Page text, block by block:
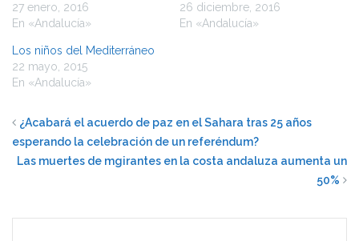
27 enero, 2016
En «Andalucía»
26 diciembre, 2016
En «Andalucía»
Los niños del Mediterráneo
22 mayo, 2015
En «Andalucía»
¿Acabará el acuerdo de paz en el ‪Sahara‬ tras 25 años
esperando la celebración de un referéndum?
Las muertes de mgirantes en la costa andaluza aumenta un
50%